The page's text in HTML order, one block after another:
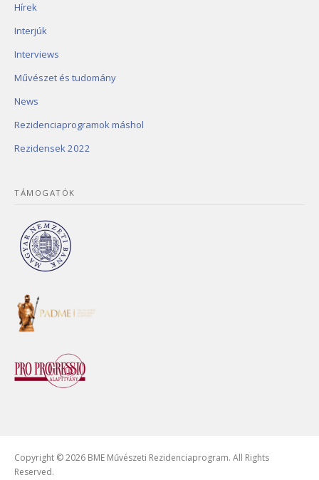
Hírek
Interjúk
Interviews
Művészet és tudomány
News
Rezidenciaprogramok máshol
Rezidensek 2022
TÁMOGATÓK
Copyright © 2026 BME Művészeti Rezidenciaprogram. All Rights
Reserved.